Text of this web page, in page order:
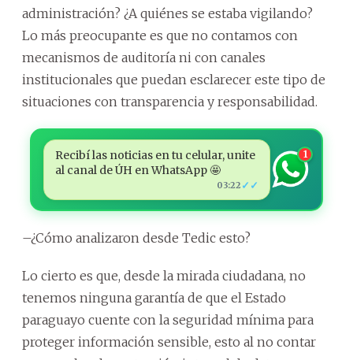
administración? ¿A quiénes se estaba vigilando?
Lo más preocupante es que no contamos con
mecanismos de auditoría ni con canales
institucionales que puedan esclarecer este tipo de
situaciones con transparencia y responsabilidad.
Recibí las noticias en tu celular, unite
al canal de ÚH en WhatsApp 🤩
03:22 ✓✓
1
–¿Cómo analizaron desde Tedic esto?
Lo cierto es que, desde la mirada ciudadana, no
tenemos ninguna garantía de que el Estado
paraguayo cuente con la seguridad mínima para
proteger información sensible, esto al no contar